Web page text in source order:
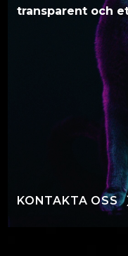
transparent och
KONTAKTA OSS